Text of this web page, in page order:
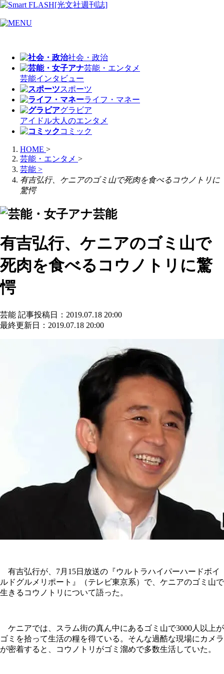
社会・政治
芸能・エンタメ
芸能インタビュー
スポーツ
ライフ・マネー
グラビア
アイドル大人のエンタメ
コミック
HOME >
芸能・エンタメ >
芸能 >
有吉弘行、ケニアのゴミ山で死肉を食べるコウノトリに
驚愕
芸能
有吉弘行、ケニアのゴミ山で
死肉を食べるコウノトリに驚
愕
芸能 記事投稿日：2019.07.18 20:00
最終更新日：2019.07.18 20:00
有吉弘行が、7月15日放送の『ウルトラハイパーハードボイ
ルドグルメリポート』（テレビ東京系）で、ケニアのゴミ山で
生きるコウノトリについて語った。
ケニアでは、スラム街の真ん中にあるゴミ山で3000人以上が
ゴミを拾って生活の糧を得ている。そんな過酷な現場にカメラ
が密着すると、コウノトリがゴミ溜めで多数生活していた。